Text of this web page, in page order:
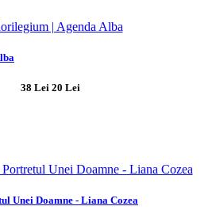
38 Lei20 Lei
Unei Doamne - Liana Cozea